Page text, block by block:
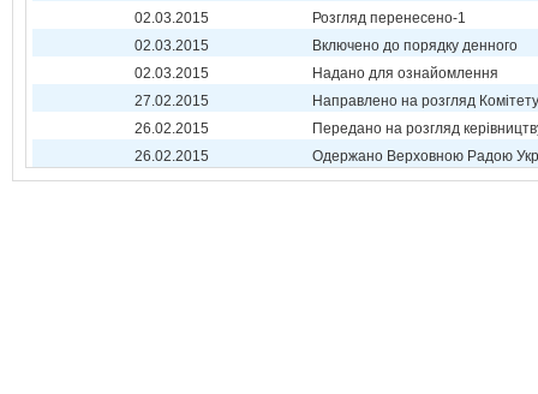
02.03.2015
Розгляд перенесено-1
02.03.2015
Включено до порядку денного
02.03.2015
Надано для ознайомлення
27.02.2015
Направлено на розгляд Комітету
26.02.2015
Передано на розгляд
26.02.2015
Одержано Верховною Радою